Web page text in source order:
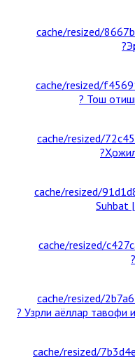
Тош
Узрли аёллар тавофи